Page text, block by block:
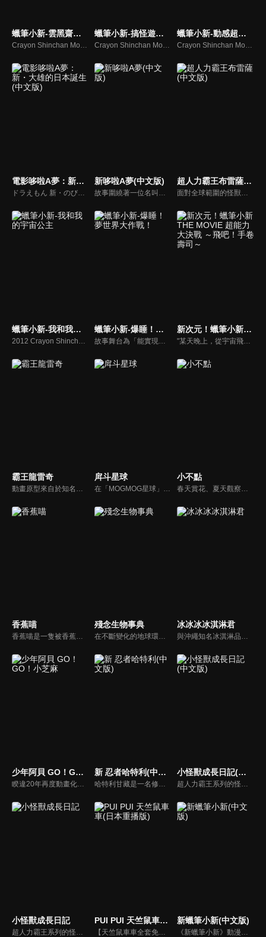
蠟筆小新-雲黑齋的野心
Crayon Shinchan Movies Unkokusai no Yabou
蠟筆小新-搞怪遊樂園大冒險
Crayon Shinchan Movies Henderland no Daibouken
蠟筆小新-動感超人VS高衩魔王
Crayon Shinchan Movies Action Kamen vs Haigure Maoh
電影哆啦A夢：新・大雄的日本誕生(中文版)
ドラえもん 新・のび太の日本誕生
新哆啦A夢(中文版)
故事圍繞著一位名叫野比大雄的小學生。大雄在運動方面毫無天份，考試總是零分，又懶惰愛睡午覺。有一天，一隻來自 22 世紀的貓型機器人「哆啦Ａ夢」突然出現在他面前。原來，大雄的玄孫「世修」為了改變大雄的未來，以及改善自己在 22 世紀的生活，特地將哆啦Ａ夢送回現代幫助大雄。
超人力霸王布雷薩(中文版)
面對全球範圍的怪獸肆虐成災，世界各國於1966年成立了地球防衛隊「GGF」，以對抗從地球內外夾攻的怪獸和地球外生命體。然而，隨著自然環境遭到破壞以及全球暖化的急速加劇，某天夜晚，宇宙甲殼怪獸巴贊甲現身。地球防衛隊的清剿行動未果，比留間弦人率領的特殊部隊也陷入了生死一線的危機。
蠟筆小新-我和我的宇宙公主 蠟筆小新-爆睡！夢世界大作戰！ 新次元！蠟筆小新THE MOVIE 超能力大決戰 ～飛吧！手卷壽司～
"某天晚上，從宇宙飛來的黑光和白光接近日本列島，埼玉縣春日部市的小新被那道白光擊中，體內湧現不可思議的力量。另一邊，有個男人被黑光照到，得到超能力後開始大肆破壞，他的願望是摧毀世界。破壞、混亂、慘叫聲，在全日本都被恐懼支配的此時此刻，小新挺身而戰！"
霸王龍雷奇 戽斗星球 小不點
香蕉喵
香蕉喵是一隻被香蕉包覆住的不可思議貓咪，沒有人看過牠被香蕉皮包住的部分......混在真正的香蕉堆中生活著。最喜歡玩樂和吃點心的牠，會趁沒有人的時候偷偷自己玩耍、小小地惡作劇，夢想是成為時尚的巧克力香蕉。
殘念生物事典
在不斷變化的地球環境中，生物們達成了進化。 然而進化的結果，卻讓牠們變成了有點缺陷的生物…
冰冰冰冰淇淋君
與沖繩知名冰淇淋品牌Blue Seal合作，動畫中將把品牌旗下 15 種口味的冰淇淋和熊、水豚、水獺、熊貓等動物結合，變成可愛的角色登場，故事便是以這些角色們所居住的冰淇淋鎮為中心，描繪他們的可愛日常。
少年阿貝 GO！GO！小芝麻
睽違20年再度動畫化。喜愛大自然的阿貝、人見人愛的海豹芝麻、精明能幹的阿貝媽媽、木工師傅的阿貝爸爸、沉默寡言的真生、愛欺負人的?田兄弟、家開中華料理店的兩兩、性感教師的安西、肌肉熱血教師的天堂，以及其他個性鮮明又誇張的角色。看這些人們如何搞笑，以及如何疼愛（？）天真爛漫的芝麻。
新 忍者哈特利(中文版)
哈特利甘藏是一名修行的伊賀流少年忍者，從伊賀到東京市區，並寄居在三葉家。作品描述哈特利與家中獨子健一的友情等，並介紹許多忍術，由於忍者出現在現代社會而引來騷動，亦牽涉到兩大忍者流派—伊賀流與甲賀流的對立。
小怪獸成長日記(中文版)
超人力霸王系列的怪獸，不只是被英雄們打敗的敵人。每個人都有自己的特殊能力、外表和特徵，這使他們都獨一無二。故事發生在“小星球”，獨特的“小怪獸”嘗試新事物，結識新朋友，描繪他們的每一個小小的“第一步”
小怪獸成長日記 PUI PUI 天竺鼠車車(日本重播版)
【天竺鼠車車全套免費看】圓滾滾的眼睛和又大又圓的屁股，短短的手腳。常常一臉傻乎乎地四處奔波的天竺鼠車車。即使塞車了，只要看著前面的屁股就能被療癒，就算製造了一些麻煩，因為毛茸茸太可愛了也能原諒吧？！以汽車各式各樣的情境為中心的療癒、友情、冒險、亂七八糟的動作戲以及超多天竺鼠的動畫！
新蠟筆小新(中文版)